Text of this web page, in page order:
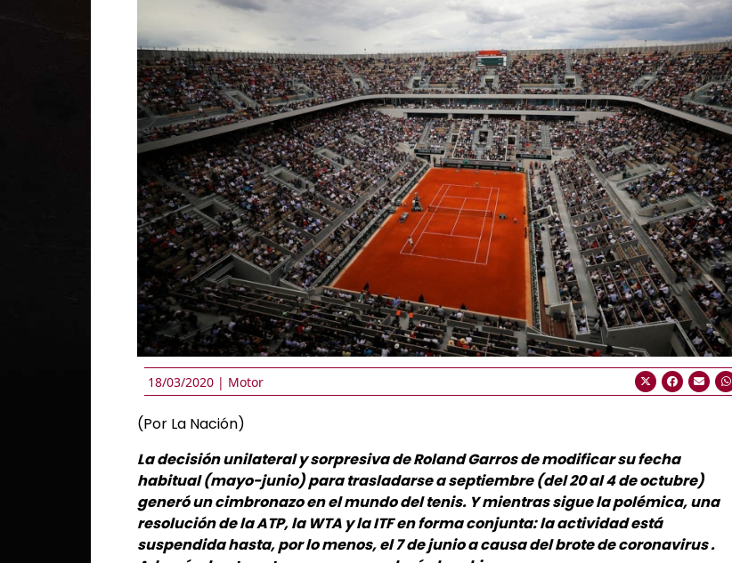
18/03/2020 | Motor
(Por La Nación)
La decisión unilateral y sorpresiva de Roland Garros de modificar su fecha
habitual (mayo-junio) para trasladarse a septiembre (del 20 al 4 de octubre)
generó un cimbronazo en el mundo del tenis. Y mientras sigue la polémica, una
resolución de la ATP, la WTA y la ITF en forma conjunta: la actividad está
suspendida hasta, por lo menos, el 7 de junio a causa del brote de coronavirus .